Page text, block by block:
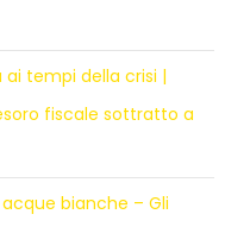
tempi della crisi |
fiscale sottratto a
bianche – Gli